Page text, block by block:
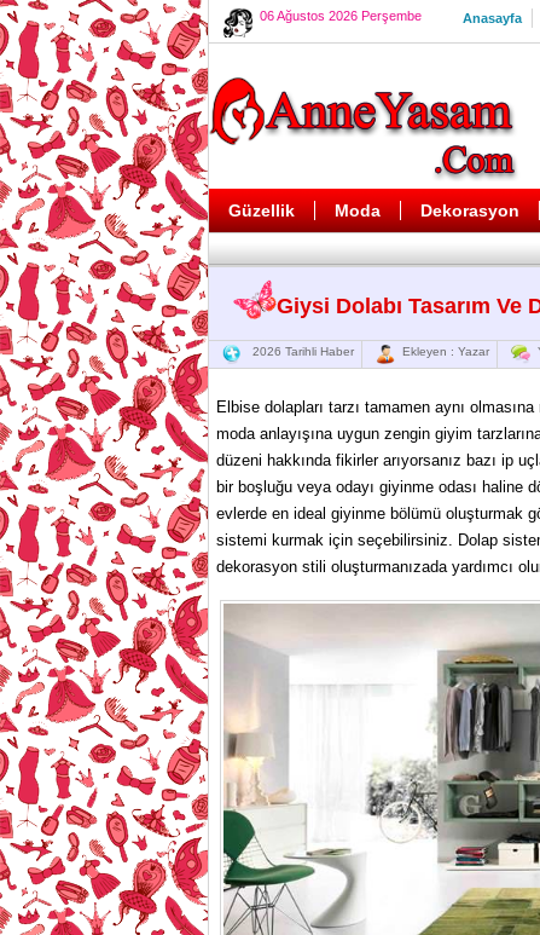
06 Ağustos 2026 Perşembe Anasayfa
Güzellik Moda Dekorasyon
Giysi Dolabı Tasarım Ve
2026 Tarihli Haber Ekleyen : Yazar
Elbise dolapları tarzı tamamen aynı
moda anlayışına uygun zengin giyim
düzeni hakkında fikirler arıyorsanız bazı ip
bir boşluğu veya odayı giyinme odası haline
evlerde en ideal giyinme bölümü oluşturmak
sistemi kurmak için seçebilirsiniz. Dolap
dekorasyon stili oluşturmanızada yardımcı